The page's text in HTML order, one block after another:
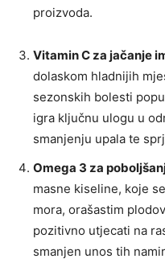
proizvoda.
Vitamin C za jačanje
dolaskom hladnijih
sezonskih bolesti
igra ključnu ulogu u
smanjenju upala te
Omega 3 za
masne kiseline, koje
mora, orašastim
pozitivno utjecati na
smanjen unos tih